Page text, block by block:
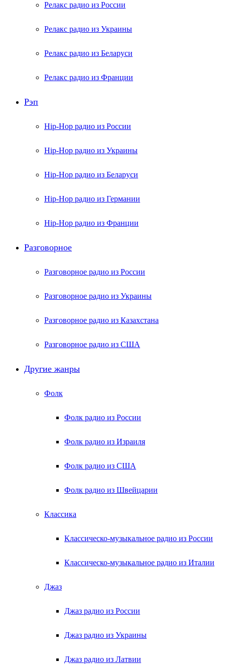
Релакс радио из России
Релакс радио из Украины
Релакс радио из Беларуси
Релакс радио из Франции
Рэп
Hip-Hop радио из России
Hip-Hop радио из Украины
Hip-Hop радио из Беларуси
Hip-Hop радио из Германии
Hip-Hop радио из Франции
Разговорное
Разговорное радио из России
Разговорное радио из Украины
Разговорное радио из Казахстана
Разговорное радио из США
Другие жанры
Фолк
Фолк радио из России
Фолк радио из Израиля
Фолк радио из США
Фолк радио из Швейцарии
Классика
Классическо-музыкальное радио из России
Классическо-музыкальное радио из Италии
Джаз
Джаз радио из России
Джаз радио из Украины
Джаз радио из Латвии